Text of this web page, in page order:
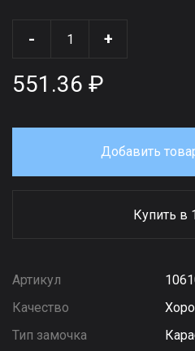
- +
551.36 ₽
Добавить
Купить в
Артикул
Качество
Тип замочка